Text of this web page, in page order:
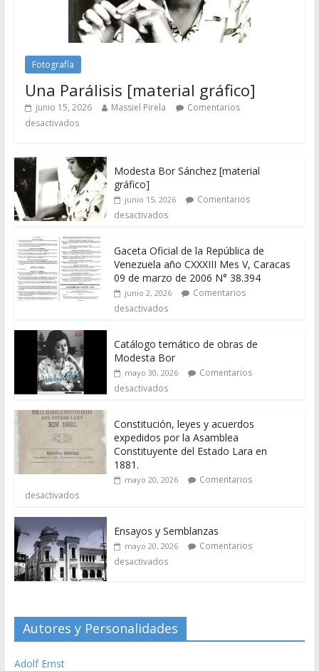
Fotografía
Una Parálisis [material gráfico]
junio 15, 2026 Massiel Pirela
Comentarios
desactivados
Modesta Bor Sánchez [material
gráfico]
junio 15, 2026
Comentarios
desactivados
Gaceta Oficial de la República de
Venezuela año CXXXIII Mes V, Caracas
09 de marzo de 2006 N° 38.394
junio 2, 2026
Comentarios
desactivados
Catálogo temático de obras de
Modesta Bor
mayo 30, 2026
Comentarios
desactivados
Constitución, leyes y acuerdos
expedidos por la Asamblea
Constituyente del Estado Lara en
1881.
mayo 20, 2026
Comentarios
desactivados
Ensayos y Semblanzas
mayo 20, 2026
Comentarios
desactivados
Autores y Personalidades
Adolf Ernst